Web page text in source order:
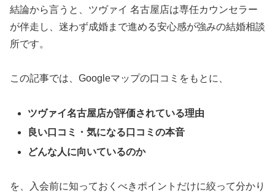
結論から言うと、ツヴァイ 名古屋店は専任カウンセラー
が伴走し、迷わず成婚まで進める安心感が強みの結婚相談
所です。
この記事では、Googleマップの口コミをもとに、
ツヴァイ名古屋店が評価されている理由
良い口コミ・気になる口コミの本音
どんな人に向いているのか
を、入会前に知っておくべきポイントだけに絞って分かり